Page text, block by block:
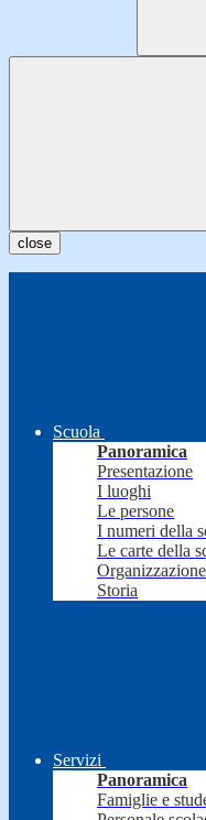
close
Scuola
Panoramica
Presentazione
I luoghi
Le persone
I numeri della
Le carte della
Organizzazione
Storia
Servizi
Panoramica
Famiglie e